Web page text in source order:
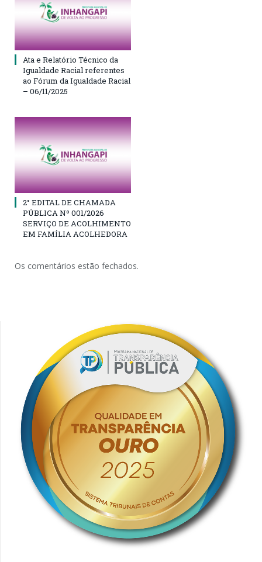
Ata e Relatório Técnico da
Igualdade Racial referentes
ao Fórum da Igualdade Racial
– 06/11/2025
2° EDITAL DE CHAMADA
PÚBLICA Nº 001/2026
SERVIÇO DE ACOLHIMENTO
EM FAMÍLIA ACOLHEDORA
Os comentários estão fechados.